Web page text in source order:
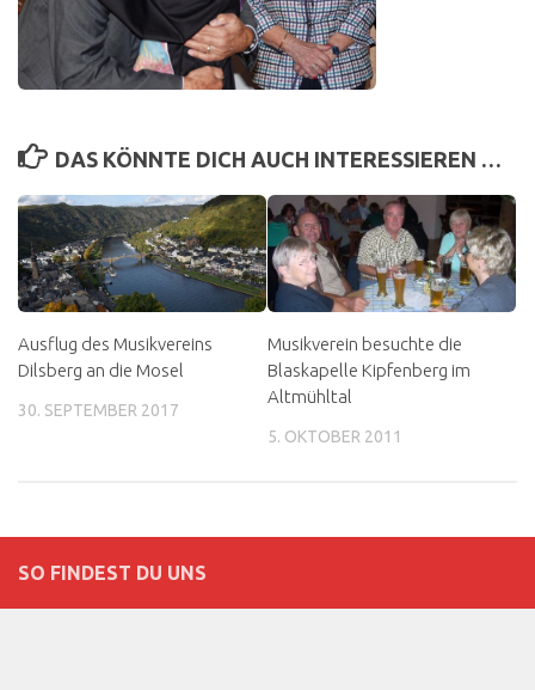
DAS KÖNNTE DICH AUCH INTERESSIEREN …
Ausflug des Musikvereins
Dilsberg an die Mosel
30. SEPTEMBER 2017
Musikverein besuchte die
Blaskapelle Kipfenberg im
Altmühltal
5. OKTOBER 2011
SO FINDEST DU UNS